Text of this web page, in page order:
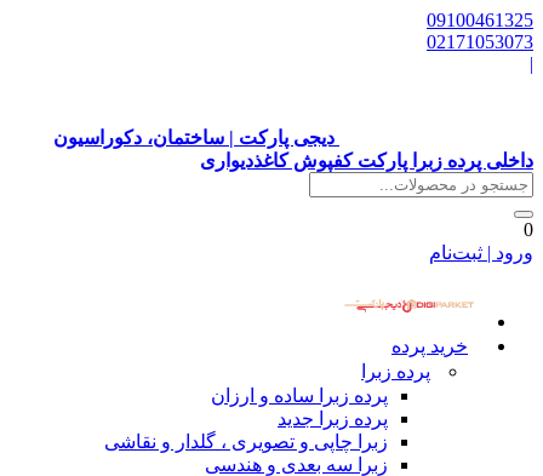
دیجی پارکت | ساختمان، دکوراسیون
زبرا پارکت کفپوش کاغذدیواری
خرید پرده
پرده زبرا
پرده زبرا ساده و ارزان
پرده زبرا جدید
زبرا چاپی و تصویری ، گلدار و نقاشی
زبرا سه بعدی و هندسی